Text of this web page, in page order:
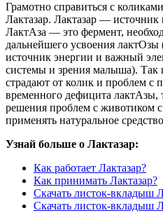
Грамотно справиться с
Лактазар. Лактазар — источник
ЛактАза — это фермент,
дальнейшего усвоения
источник энергии и важный
системы и зрения малыша).
страдают от колик и проблем с
временного дефицита лактАзы,
решения проблем с животиком
применять натуральное
Узнай больше о Лактазар:
Как работает Лактазар?
Как принимать Лактазар?
Скачать листок-вкладыш
Скачать листок-вкладыш